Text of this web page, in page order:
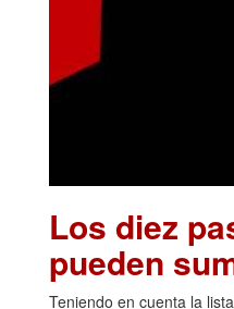
Los diez
pueden
Teniendo en cuenta la